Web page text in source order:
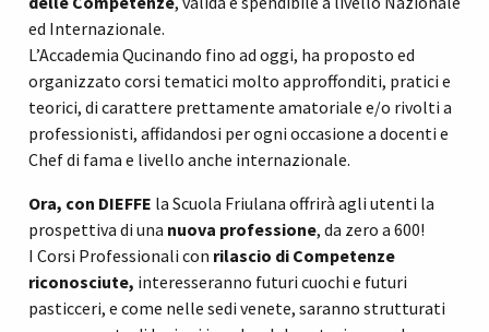
ed Internazionale.
L’Accademia Qucinando fino ad oggi, ha proposto ed
organizzato corsi tematici molto approffonditi, pratici e
teorici, di carattere prettamente amatoriale e/o rivolti a
professionisti, affidandosi per ogni occasione a docenti e
Chef di fama e livello anche internazionale.
Ora, con DIEFFE la Scuola Friulana offrirà agli utenti la
prospettiva di una nuova professione, da zero a 600!
I Corsi Professionali con rilascio di Competenze
riconosciute, interesseranno futuri cuochi e futuri
pasticceri, e come nelle sedi venete, saranno strutturati